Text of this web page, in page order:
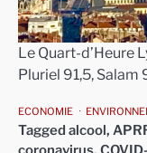
Le Quart-d’Heure
Pluriel 91,5, Salam
ECONOMIE
Tagged alcool,